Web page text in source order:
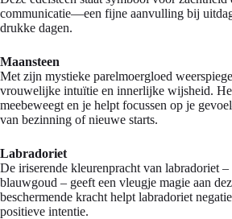
communicatie—een fijne aanvulling bij
drukke dagen.
Maansteen
Met zijn mystieke parelmoergloed
vrouwelijke intuïtie en innerlijke wijsheid.
meebeweegt en je helpt focussen op je
van bezinning of nieuwe starts.
Labradoriet
De iriserende kleurenpracht van labradoriet
blauwgoud – geeft een vleugje magie aan
beschermende kracht helpt labradoriet
positieve intentie.